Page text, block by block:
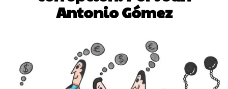
Antonio Gómez